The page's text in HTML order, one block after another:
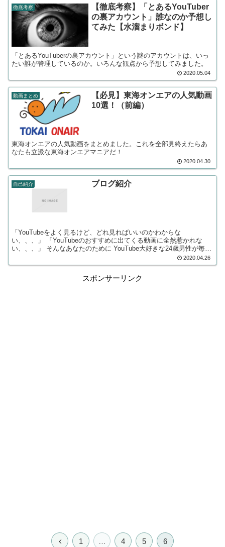
徹底考察
【徹底考察】「とあるYouTuber
の裏アカウント」誰なのか予想し
てみた【水溜まりボンド】
「とあるYouTuberの裏アカウント」という謎のアカウントは、いっ
たい誰が管理しているのか。いろんな観点から予想してみました。
2020.05.04
動画まとめ
【必見】東海オンエアの人気動画
10選！（前編）
東海オンエアの人気動画をまとめました。これを全部見終えたらあ
なたも立派な東海オンエアマニアだ！
2020.04.30
自己紹介 ブログ紹介
「YouTubeをよく見るけど、どれ見ればいいのかわからな
い、、、」 「YouTubeのおすすめに出てくる動画に全然惹かれな
い、、、」 そんなあなたのために YouTube大好きな24歳男性が毎日
2020.04.26
スポンサーリンク
1 … 4 5 6